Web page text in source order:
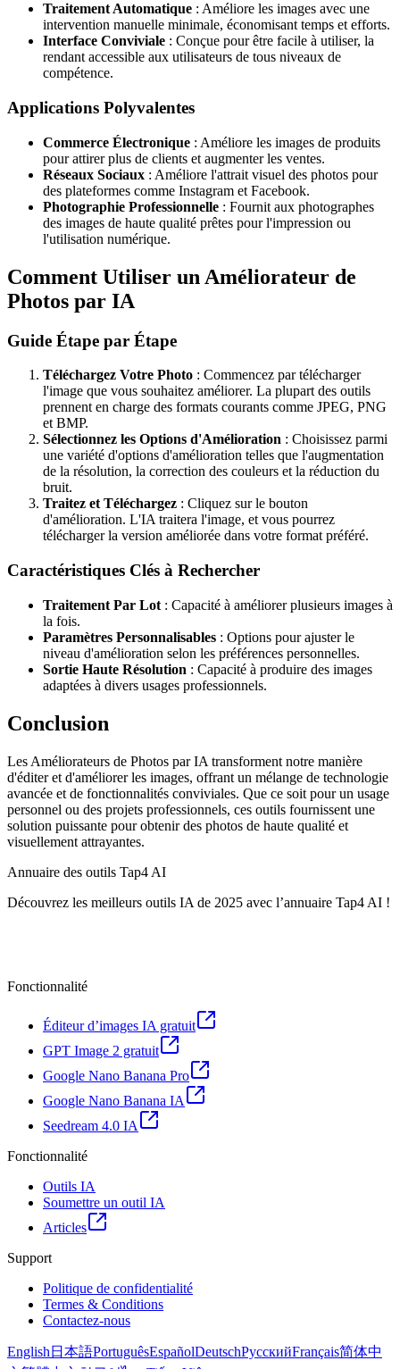
Traitement Automatique : Améliore les images avec une
intervention manuelle minimale, économisant temps et efforts.
Interface Conviviale : Conçue pour être facile à utiliser, la
rendant accessible aux utilisateurs de tous niveaux de
compétence.
Applications Polyvalentes
Commerce Électronique : Améliore les images de produits
pour attirer plus de clients et augmenter les ventes.
Réseaux Sociaux : Améliore l'attrait visuel des photos pour
des plateformes comme Instagram et Facebook.
Photographie Professionnelle : Fournit aux photographes
des images de haute qualité prêtes pour l'impression ou
l'utilisation numérique.
Comment Utiliser un Améliorateur de
Photos par IA
Guide Étape par Étape
Téléchargez Votre Photo : Commencez par télécharger
l'image que vous souhaitez améliorer. La plupart des outils
prennent en charge des formats courants comme JPEG, PNG
et BMP.
Sélectionnez les Options d'Amélioration : Choisissez parmi
une variété d'options d'amélioration telles que l'augmentation
de la résolution, la correction des couleurs et la réduction du
bruit.
Traitez et Téléchargez : Cliquez sur le bouton
d'amélioration. L'IA traitera l'image, et vous pourrez
télécharger la version améliorée dans votre format préféré.
Caractéristiques Clés à Rechercher
Traitement Par Lot : Capacité à améliorer plusieurs images à
la fois.
Paramètres Personnalisables : Options pour ajuster le
niveau d'amélioration selon les préférences personnelles.
Sortie Haute Résolution : Capacité à produire des images
adaptées à divers usages professionnels.
Conclusion
Les Améliorateurs de Photos par IA transforment notre manière
d'éditer et d'améliorer les images, offrant un mélange de technologie
avancée et de fonctionnalités conviviales. Que ce soit pour un usage
personnel ou des projets professionnels, ces outils fournissent une
solution puissante pour obtenir des photos de haute qualité et
visuellement attrayantes.
Annuaire des outils Tap4 AI
Découvrez les meilleurs outils IA de 2025 avec l’annuaire Tap4 AI !
Fonctionnalité
Éditeur d’images IA gratuit
GPT Image 2 gratuit
Google Nano Banana Pro
Google Nano Banana IA
Seedream 4.0 IA
Fonctionnalité
Outils IA
Soumettre un outil IA
Articles
Support
Politique de confidentialité
Termes & Conditions
Contactez-nous
English 日本語PortuguêsEspañolDeutschРусскийFrançais简体中